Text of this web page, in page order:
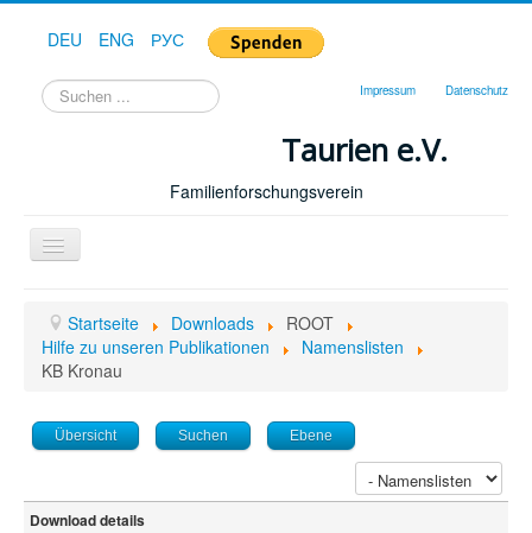
DEU ENG РУС
Suchen
...
Impressum Datenschutz
Taurien e.V.
Familienforschungsverein
Toggle
Navigation
Forum
Hilfe
Geschichte
Publikationen
Startseite Downloads
ROOT
Hilfe zu unseren Publikationen
Namenslisten
KB Kronau
Übersicht Suchen Ebene
Download details